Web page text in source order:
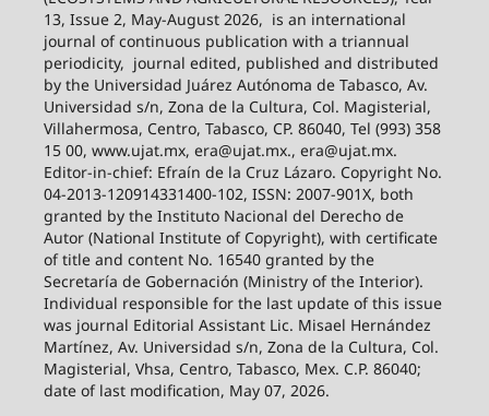
13, Issue 2, May-August 2026, is an international
journal of continuous publication with a triannual
periodicity, journal edited, published and distributed
by the Universidad Juárez Autónoma de Tabasco, Av.
Universidad s/n, Zona de la Cultura, Col. Magisterial,
Villahermosa, Centro, Tabasco, CP. 86040, Tel (993) 358
15 00, www.ujat.mx, era@ujat.mx., era@ujat.mx.
Editor-in-chief: Efraín de la Cruz Lázaro. Copyright No.
04-2013-120914331400-102, ISSN: 2007-901X, both
granted by the Instituto Nacional del Derecho de
Autor (National Institute of Copyright), with certificate
of title and content No. 16540 granted by the
Secretaría de Gobernación (Ministry of the Interior).
Individual responsible for the last update of this issue
was journal Editorial Assistant Lic. Misael Hernández
Martínez, Av. Universidad s/n, Zona de la Cultura, Col.
Magisterial, Vhsa, Centro, Tabasco, Mex. C.P. 86040;
date of last modification, May 07, 2026.